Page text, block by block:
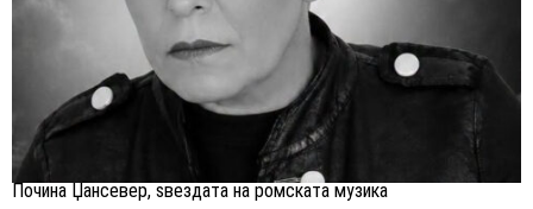
Почина Џансевер, ѕвездата на ромската музика